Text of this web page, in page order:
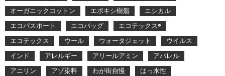
オーガニックコットン
エポキシ樹脂
エシカル
エコパスポート
エコバッグ
エコテックス®
エコテックス
ウール ウォータジェット
ウイルス
インド
アレルギー アリールアミン
アパレル
アニリン
アゾ染料 わが街自慢
はっ水性